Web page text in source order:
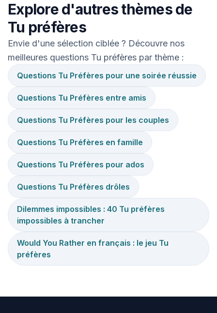
Explore d'autres thèmes de
Tu préfères
Envie d'une sélection ciblée ? Découvre nos
meilleures questions Tu préfères par thème :
Questions Tu Préfères pour une soirée réussie
Questions Tu Préfères entre amis
Questions Tu Préfères pour les couples
Questions Tu Préfères en famille
Questions Tu Préfères pour ados
Questions Tu Préfères drôles
Dilemmes impossibles : 40 Tu préfères
impossibles à trancher
Would You Rather en français : le jeu Tu
préfères